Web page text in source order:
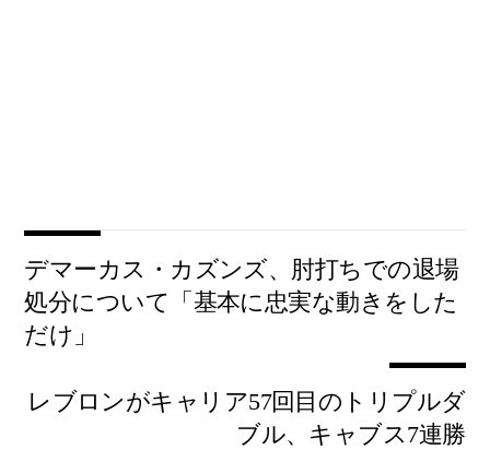
デマーカス・カズンズ、肘打ちでの退場
処分について「基本に忠実な動きをした
だけ」
レブロンがキャリア57回目のトリプルダ
ブル、キャブス7連勝